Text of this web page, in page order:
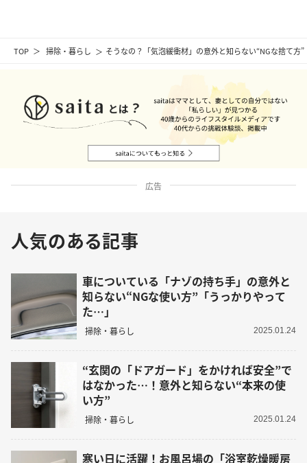
TOP 掃除・暮らし そうなの？「気泡緩衝材」の意外と知らない“NGな捨て方
広告
人気のある記事
車についている「ナゾの持ち手」の意外と
知らない“NGな使い方”「うっかりやって
た…」
掃除・暮らし 2025.01.24
“玄関の「ドアガード」をかければ安全”で
はなかった…！意外と知らない“本来の使
い方”
掃除・暮らし 2025.01.24
寒い日に活躍！お風呂場の「浴室乾燥暖房